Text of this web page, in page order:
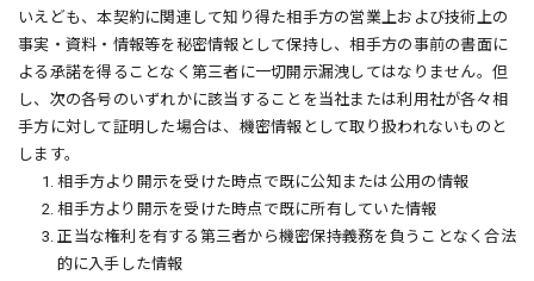
いえども、本契約に関連して知り得た相手方の営業上および技術上の
事実・資料・情報等を秘密情報として保持し、相手方の事前の書面に
よる承諾を得ることなく第三者に一切開示漏洩してはなりません。但
し、次の各号のいずれかに該当することを当社または利用社が各々相
手方に対して証明した場合は、機密情報として取り扱われないものと
します。
1. 相手方より開示を受けた時点で既に公知または公用の情報
2. 相手方より開示を受けた時点で既に所有していた情報
3. 正当な権利を有する第三者から機密保持義務を負うことなく合法
的に入手した情報